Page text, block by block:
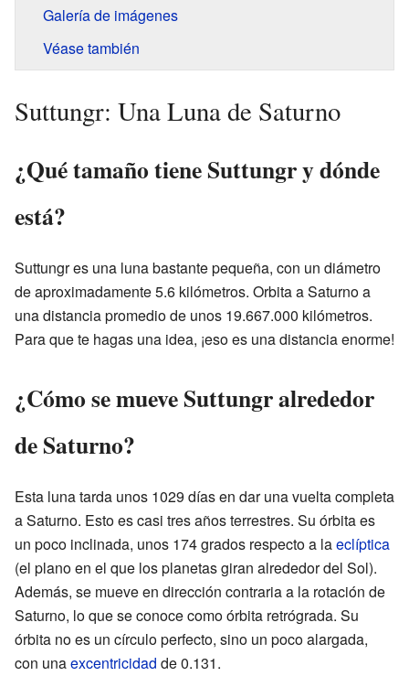
Galería de imágenes
Véase también
Suttungr: Una Luna de Saturno
¿Qué tamaño tiene Suttungr y dónde
está?
Suttungr es una luna bastante pequeña, con un diámetro
de aproximadamente 5.6 kilómetros. Orbita a Saturno a
una distancia promedio de unos 19.667.000 kilómetros.
Para que te hagas una idea, ¡eso es una distancia enorme!
¿Cómo se mueve Suttungr alrededor
de Saturno?
Esta luna tarda unos 1029 días en dar una vuelta completa
a Saturno. Esto es casi tres años terrestres. Su órbita es
un poco inclinada, unos 174 grados respecto a laeclíptica
(el plano en el que los planetas giran alrededor del Sol).
Además, se mueve en dirección contraria a la rotación de
Saturno, lo que se conoce como órbita retrógrada. Su
órbita no es un círculo perfecto, sino un poco alargada,
con unaexcentricidad de 0.131.